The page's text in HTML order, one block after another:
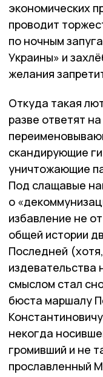
экономических
проводит
по ночным
Украины» и
желания
Откуда такая
разве ответят
скандирующие
уничтожающие
Под слащавые
о
избавление не
общей истории
Последней
издевательства
смыслом стал
бюста маршалу
некогда
громивший и не
прославленный